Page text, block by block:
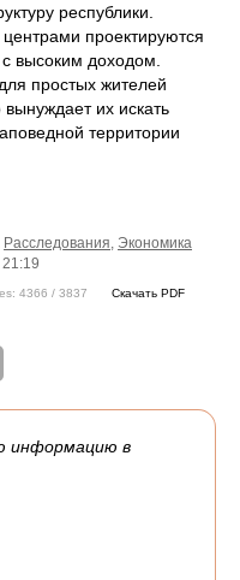
республики.
проектируются
с высоким доходом.
простых жителей
их искать
территории
Расследования, Экономика
4366 / 3837 Скачать PDF
информацию в